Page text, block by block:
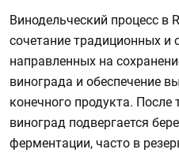
Винодельческий процесс в
сочетание традиционных и
направленных на
винограда и обеспечение
конечного продукта. После
виноград подвергается
ферментации, часто в